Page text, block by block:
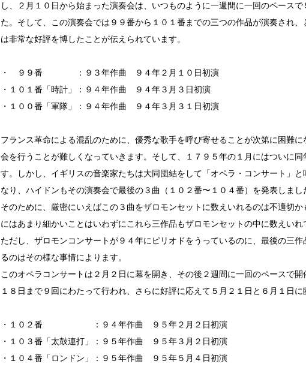
し、２月１０日から始まった演奏会は、いつものように一週間に一回のペース
た。そして、この演奏会では９９番から１０１番までの三つの作品が演奏され、
は非常な好評を博したことが伝えられています。
・ ９９番 ：９３年作曲 ９４年２月１０日初演
・１０１番「時計」：９４年作曲 ９４年３月３日初演
・１００番「軍隊」：９４年作曲 ９４年３月３１日初演
フランス革命による混乱のために、優秀な歌手を呼び寄せることが次第に困難
会を行うことが難しくなっていきます。そして、１７９５年の１月にはついに同
す。しかし、イギリスの音楽家たちは大同団結をして「オペラ・コンサート」
なり、ハイドンもその演奏会で最後の３曲（１０２番〜１０４番）を発表しまし
そのために、厳密にいえばこの３曲をザロモンセットに数えいれるのは不適切
にはあまり細かいことはいわずにこれら三作品もザロモンセットの中に数えいれ
ただし、ザロモンコンサートが９４年にピリオドをうっているのに、最後の三
るのはその様な事情によります。
このオペラコンサートは２月２日に幕を開き、その後２週間に一回のペースで
１８日まで９回にわたって行われ、さらに好評に応えて５月２１日と６月１日
・１０２番 ：９４年作曲 ９５年２月２日初演
・１０３番「太鼓連打」：９５年作曲 ９５年３月２日初演
・１０４番「ロンドン」：９５年作曲 ９５年５月４日初演